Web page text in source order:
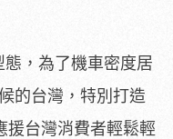
，為了機車密度居
的台灣，特別打造
援台灣消費者輕鬆輕